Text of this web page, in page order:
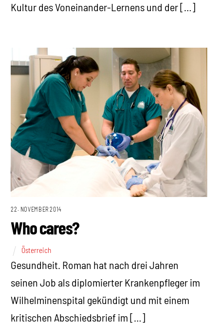
Kultur des Voneinander-Lernens und der […]
22. NOVEMBER 2014
Who cares?
Österreich
Gesundheit. Roman hat nach drei Jahren
seinen Job als diplomierter Krankenpfleger im
Wilhelminenspital gekündigt und mit einem
kritischen Abschiedsbrief im […]